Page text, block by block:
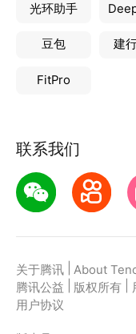
光环助手
豆包 建
FitPro
联系我们
关于腾讯 About
腾讯公益
版权所有
用户协议